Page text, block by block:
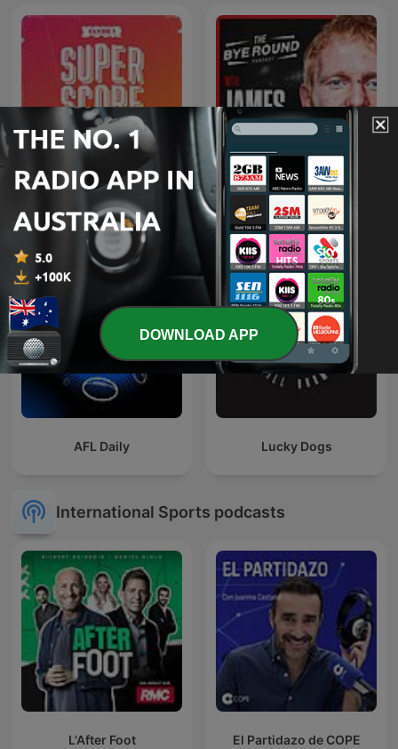
Superscoreboard
The Bye Round With
James Graham
AFL Daily Lucky Dogs
International Sports podcasts
L'After Foot El Partidazo de COPE
DOWNLOAD APP